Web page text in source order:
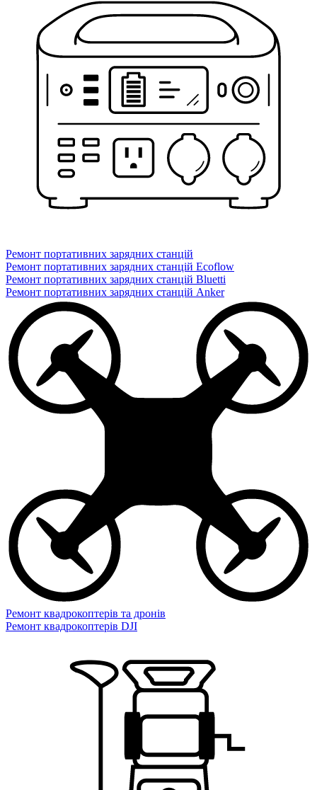
Ремонт портативних зарядних станцій
Ремонт портативних зарядних станцій Ecoflow
Ремонт портативних зарядних станцій Bluetti
Ремонт портативних зарядних станцій Anker
Ремонт квадрокоптерів та дронів
Ремонт квадрокоптерів DJI